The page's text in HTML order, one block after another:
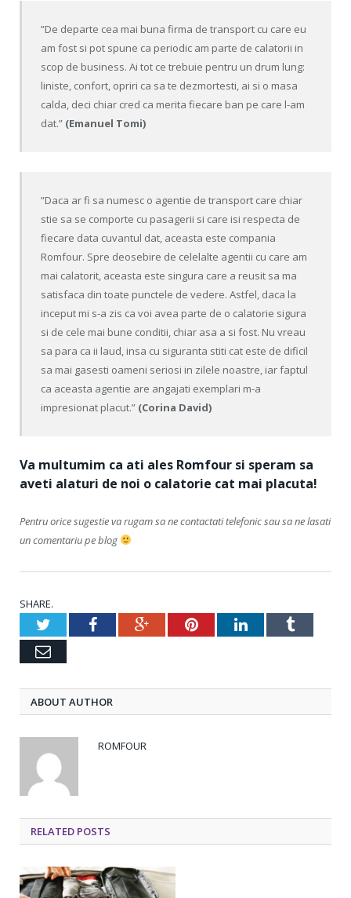
”De departe cea mai buna firma de transport cu care eu
am fost si pot spune ca periodic am parte de calatorii in
scop de business. Ai tot ce trebuie pentru un drum lung:
liniste, confort, opriri ca sa te dezmortesti, ai si o masa
calda, deci chiar cred ca merita fiecare ban pe care l-am
dat.” (Emanuel Tomi)
”Daca ar fi sa numesc o agentie de transport care chiar
stie sa se comporte cu pasagerii si care isi respecta de
fiecare data cuvantul dat, aceasta este compania
Romfour. Spre deosebire de celelalte agentii cu care am
mai calatorit, aceasta este singura care a reusit sa ma
satisfaca din toate punctele de vedere. Astfel, daca la
inceput mi s-a zis ca voi avea parte de o calatorie sigura
si de cele mai bune conditii, chiar asa a si fost. Nu vreau
sa para ca ii laud, insa cu siguranta stiti cat este de dificil
sa mai gasesti oameni seriosi in zilele noastre, iar faptul
ca aceasta agentie are angajati exemplari m-a
impresionat placut.” (Corina David)
Va multumim ca ati ales Romfour si speram sa
aveti alaturi de noi o calatorie cat mai placuta!
Pentru orice sugestie va rugam sa ne contactati telefonic sau sa ne lasati
un comentariu pe blog
SHARE.
TwitterFacebookGoogle+PinterestLinkedInTumblr
Email
ABOUT AUTHOR
ROMFOUR
RELATED POSTS